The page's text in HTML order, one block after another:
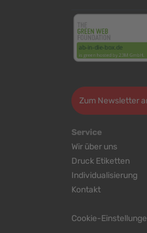
Zum Newsletter
Service
Wir über uns
Druck Etiketten
Individualisierung
Kontakt
Cookie-